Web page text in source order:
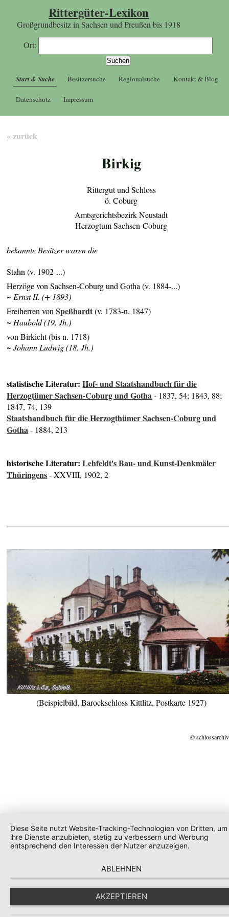
Rittergüter-Lexikon
Großgrundbesitz in Sachsen und Preußen bis 1918
Ort:
Start & Suche Besitzersuche Regionalsuche Kontakt & Blog
Datenschutz Impressum
« zurück
Birkig
Rittergut und Schloss
ö. Coburg
Amtsgerichtsbezirk Neustadt
Herzogtum Sachsen-Coburg
bekannte Besitzer waren die
Stahn (v. 1902-...)
Herzöge von Sachsen-Coburg und Gotha (v. 1884-...)
~ Ernst II. (+ 1893)
Freiherren vonSpeßhardt(v. 1783-n. 1847)
~ Haubold (19. Jh.)
von Birkicht (bis n. 1718)
~ Johann Ludwig (18. Jh.)
statistische Literatur:Hof- und Staatshandbuch für die
Herzogtümer Sachsen-Coburg und Gotha- 1837, 54; 1843, 88;
1847, 74, 139
Staatshandbuch für die Herzogthümer Sachsen-Coburg und
Gotha- 1884, 213
historische Literatur:Lehfeldt's Bau- und Kunst-Denkmäler
Thüringens- XXVIII, 1902, 2
(Beispielbild, Barockschloss Kittlitz, Postkarte 1927)
©
Diese Seite nutzt Website-Tracking-Technologien von Dritten, um
ihre Dienste anzubieten, stetig zu verbessern und Werbung
entsprechend den Interessen der Nutzer anzuzeigen.
ABLEHNEN
AKZEPTIEREN